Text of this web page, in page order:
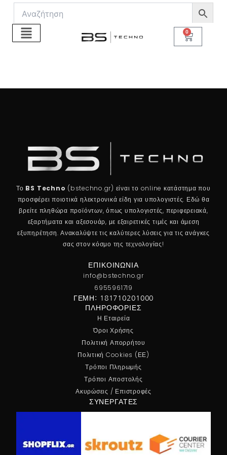
Μετάβαση
περιεχόμενο
0
Cart
Το BS Techno (bstechno.gr) είναι το online κατάστημα που
προσφέρει ποιοτικά ηλεκτρονικά είδη για υπολογιστές. Εδώ θα
βρείτε πληθώρα προϊόντων, όπως υπολογιστές, περιφερειακά,
εξαρτήματα και αξεσουάρ, με εξαιρετικές τιμές και άμεση
εξυπηρέτηση. Ανακαλύψτε τις καλύτερες λύσεις για τις ανάγκες
σας στον κόσμο της τεχνολογίας!
ΕΠΙΚΟΙΝΩΝΊΑ
info@bstechno.gr
6955961719
ΓΕΜΗ: 181710201000
ΠΛΗΡΟΦΟΡΊΕΣ
Η Εταιρεία
Όροι Χρήσης
Πολιτική Απορρήτου
Πολιτική Cookies (ΕΕ)
Τρόποι Πληρωμής
Τρόποι Αποστολής
Ακυρώσεις / Επιστροφές
ΣΥΝΕΡΓΆΤΕΣ